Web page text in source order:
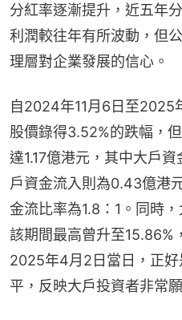
分紅率逐漸提升，近五年
利潤較往年有所波動，但
理層對企業發展的信心。
自2024年11月6日至2025
股價錄得3.52%的跌幅，
達1.17億港元，其中大戶
戶資金流入則為0.43億港
金流比率為1.8：1。同時
該期間最高曾升至15.86%
2025年4月2日當日，正
平，反映大戶投資者非常